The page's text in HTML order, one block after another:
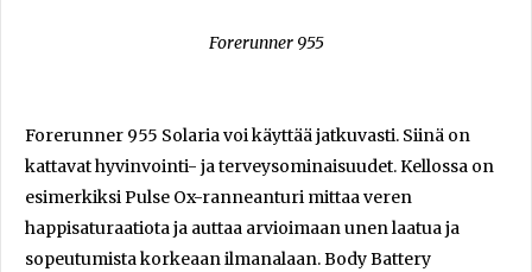
Forerunner 955
Forerunner 955 Solaria voi käyttää jatkuvasti. Siinä on
kattavat hyvinvointi- ja terveys­ominaisuudet. Kellossa on
esimerkiksi Pulse Ox-ranneanturi mittaa veren
happisaturaatiota ja auttaa arvioimaan unen laatua ja
sopeutumista korkeaan ilmanalaan. Body Battery